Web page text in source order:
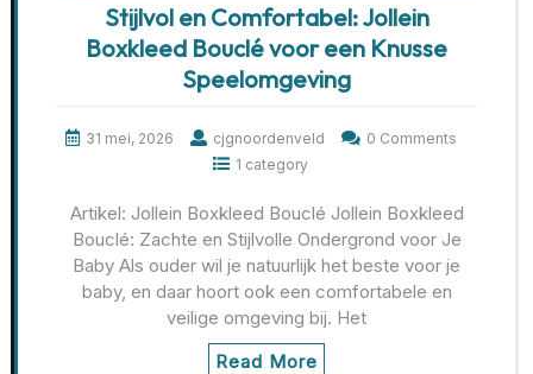
Stijlvol en Comfortabel: Jollein
Boxkleed Bouclé voor een Knusse
Speelomgeving
31 mei, 2026 cjgnoordenveld
0 Comments
1 category
Artikel: Jollein Boxkleed Bouclé Jollein Boxkleed
Bouclé: Zachte en Stijlvolle Ondergrond voor Je
Baby Als ouder wil je natuurlijk het beste voor je
baby, en daar hoort ook een comfortabele en
veilige omgeving bij. Het
Read More